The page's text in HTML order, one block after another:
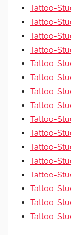
Tattoo-
Tattoo-
Tattoo-
Tattoo-
Tattoo-
Tattoo-
Tattoo-
Tattoo-
Tattoo-
Tattoo-
Tattoo-
Tattoo-
Tattoo-
Tattoo-
Tattoo-
Tattoo-